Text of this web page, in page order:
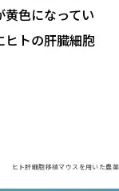
色になってい
ヒトの肝臓細胞
ヒト肝細胞移植マウスを用いた農